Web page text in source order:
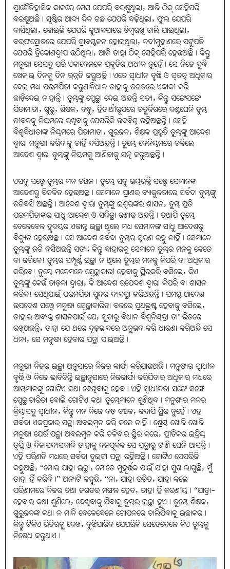
ପ୍ରାଗୈତିହାସିକ କାଳରେ ମେଘ ଯେପରି ବରଷୁଥିଲା, ଆଜି ଠିକ୍ ସେହିପରି
ବରଷୁଅଛି। ସୃଷ୍ଟିର ଆଦ୍ୟ ଦିନ ଗଛ ଯେପରି ବଢ଼ିଥିଲା, ଫୁଲ ଯେପରି
ବାସିଥିଲା, କୋଇଲି ଯେପରି କୁଆବସାରେ ଡିମ୍ବରଖି ଚାଲି ଯାଇଥିଲା,
ବରଫସ୍ରୋତରେ ଯେପରି ଗ୍ରାବସ୍ଖଳନ ହୋଇଥିଲା, ନଦୀମୁହାଣରେ ପଟୁପଡ଼ି
ଯେପରି ତ୍ରିକୋଣଦ୍ୱୀପ ଉଠିଥିଲା, ଆଜି ତାହା ଠିକ୍ ସେହିପରି ହେଉଅଛି। କିନ୍ତୁ
ମନୁଷ୍ୟ ସେସବୁ ପରି ଏକାବେଳକେ ପ୍ରକୃତିର ଅଧୀନ ନୁହେଁ। ସେ ନିଜେ ବୁଦ୍ଧି
ଖେଳାଇ ଦିନକୁ ଦିନ ଉନ୍ନତି କରୁଅଛି। ଏତେ ସ୍ୱାଧୀନ ବୃତ୍ତି ଓ ସ୍ୱତନ୍ତ୍ର ଅଧିକାର
ଦେଇ ମଧ୍ୟ ପରମପିତା କରୁଣାନିଧାନ ତାହାକୁ ଜଗତରେ ଏକାକୀ କରି
ଛାଡ଼ିଦେଇ ନାହାନ୍ତି। ତୁମ୍ଭଙ୍କୁ ସ୍ୱେଚ୍ଛା ଦେଇ ଅଛନ୍ତି ସତ୍ୟ, କିନ୍ତୁ ସଙ୍ଗେସଙ୍ଗେ
ପିତାମାତା, ଗୁରୁ, ଶିକ୍ଷକ, ବନ୍ଧୁ, ହିତାର୍ଥୀରୂପରେ ଚତୁର୍ଦ୍ଦିଗରେ ଦଣ୍ଡଘେନି ତୁମ୍ଭ
ଜୀବନକୁ ନିୟମରେ ରଖିବାକୁ ଯେପରିକି ଉଦବିଗ୍ନ ରହିଅଛନ୍ତି। ସେହି
ବିଶ୍ୱବିଧାତାଙ୍କ ନିୟମରେ ପିତାମାତା, ଗୁରଜନ, ଶିକ୍ଷକ ପ୍ରଭୃତି ତୁମ୍ଭଙ୍କୁ ଆଦେଶ
ଦ୍ୱାରା ମନୁଷ୍ୟ କରିବାକୁ ଚାହିଁ ବସିଅଛନ୍ତି। ତୁମ୍ଭେ ବେନିୟମରେ ଚଳିଲେ
ଆଦେଶ ଦ୍ୱାରା ତୁମ୍ଭଙ୍କୁ ନିୟମକୁ ଆଣିବାକୁ ଯତ୍ନ କରୁଅଛନ୍ତି।
ଏସବୁ ସତ୍ତ୍ୱେ ତୁମ୍ଭର ମନ ଚଞ୍ଚଳ। ତୁମ୍ଭେ ସବୁ ଭୟଭକ୍ତି ସତ୍ତ୍ୱେ ସେମାନଙ୍କ
ଆଦେଶରୁ ବିଚଳିତ ହେଉଅଛ। ସେମାନେ ପ୍ରାଣର ବ୍ୟାକୁଳତାରେ ସର୍ବଦା ତୁମ୍ଭଙ୍କୁ
ଜଗିବସି ଅଛନ୍ତି। ଆଦେଶ ଦ୍ୱାରା ତୁମ୍ଭଙ୍କୁ ଈଶ୍ୱରଙ୍କର ଶାସନ, ତୁମ୍ଭ ପ୍ରତି
ପରମପିତାଙ୍କର ସାଧୁ ଆଦେଶ ଓ ସଦିଚ୍ଛା ଜଣାଉ ଅଛନ୍ତି। ତଥାପି ତୁମ୍ଭେ
ବେଳେବେଳ ହୃଦୟର ଏକାନ୍ତ ଇଚ୍ଛା ଥିଲେ ମଧ୍ୟ ସେମାନଙ୍କ ସାଧୁ ଆଦେଶରୁ
ବିଚ୍ୟୁତ ହେଉଅଛ। ସେ ଆଦେଶ ସର୍ବଦା ତୁମ୍ଭର ସ୍ମରଣ ରହୁ ନାହିଁ। ସେମାନେ
ତୁମ୍ଭଙ୍କୁ ଜଗି ବସିଅଛନ୍ତି ସତ୍ୟ; କିନ୍ତୁ ବାହାରକୁ ସେମାନେ ତୁମ୍ଭର ମନକୁ କେତେ
ବା ଜଗିବେ! ତୁମ୍ଭର ସମ୍ପୂର୍ଣ୍ଣ ଇଚ୍ଛା ନ ଥିଲେ ତୁମ୍ଭର ମନକୁ କିପରି ବା ଅଧିକାର
କରିବେ! ତୁମ୍ଭେ ମନେମନେ ସ୍ୱେଚ୍ଛାଚାରୀ ହେବାକୁ ସ୍ଥିରକରି ବସିଲେ, କିଏ
ତୁମ୍ଭଙ୍କୁ କେଉଁ ତାଡ଼ନା ଦ୍ୱାରା, କି ଆଦେଶ ଉପେଦଶ ଦ୍ୱାରା କିପରି ବା ଶାସନ
କରିବ! ସେଥିପାଇଁ ପରମପିତା ସୁନ୍ଦର ବ୍ୟବସ୍ଥା କରିଅଛନ୍ତି। ସମସ୍ତ ଆଦେଶ
ଉପଦେଶ ସତ୍ତ୍ୱେ ମନୁଷ୍ୟ ସ୍ୱେଚ୍ଛାଚାରିତା ବଳରେ ପ୍ରଥଭ୍ରଷ୍ଟ ହେବାକୁ ବସିଲେ,
ତାହାର ଅବ୍ୟକ୍ତ ଶାସନପାଇଁ ଯେ, ସୁଚାରୁ ବିଧାନ ବିଶ୍ୱନିୟନ୍ତା ତା’ ଭିତରେ
ରଖିଅଛନ୍ତି, ତାହା ଯେ ଥରେ ଦୃଢ଼ଭାବରେ ଅନୁଭବ କରି ଧାରଣା କରିଅଛି ସେ
ଧନ୍ୟ, ସେ ମନୁଷ୍ୟ ହେବାର ପନ୍ଥା ପାଇଅଛି।
ମନୁଷ୍ୟ ନିଜର ଇଚ୍ଛା ଅନୁସାରେ ନିଜର କାର୍ଯ୍ୟ କରିଯାଉଅଛି। ମନୁଷ୍ୟର ସ୍ୱାଧୀନ
ବୃତ୍ତି ଓ ନିଜେ ଭାବିଚିନ୍ତି ଇଚ୍ଛାନୁସାରେ ନିଜକାର୍ଯ୍ୟ କରିଯିବାର ଅଧିକାର ମଧ୍ୟରେ
ଆମ୍ଭମାନଙ୍କୁ ଗୋଟିଏ କଥା ଦେଖିବାକୁ ହେବ। ଏହି ସ୍ୱାଧୀନତା ସଙ୍ଗେ ସଙ୍ଗେ
ସ୍ୱେଚ୍ଛାଚାରିତା ବୋଲି ଗୋଟିଏ କଥା ତୁମ୍ଭେମାନେ ଶୁଣିଥିବ। ମନୁଶ୍ୟର ମନର
କ୍ରିୟାସବୁ ସ୍ୱାଧୀନ, କିନ୍ତୁ ମନ ନିଜେ ବଡ଼ ଚଞ୍ଚଳ, କଦାପି ସ୍ଥିର ନୁହେଁ। ଏହା
ସର୍ବଦା ଏକପ୍ରକାର ପନ୍ଥା ଅବଲମ୍ବନ କରି ଚଳେ ନାହିଁ। ଶ୍ରେୟ ଖୋଜି ଖୋଜି
ମନୁଷ୍ୟ ଯେଉଁ ପନ୍ଥା ଅବଲମ୍ବନ କରି ଚଳିବାର ସ୍ଥିର କରେ, ପ୍ରୀତିକର ଇନ୍ଦ୍ରିୟ
ତୃପ୍ତି ଓ ବିଳାସବ୍ୟସନାଦି ତାହାକୁ ବଳପୂର୍ବକ ସେ ପନ୍ଥାରୁ ଟାଣି ଘେନି ଆସନ୍ତି।
ଏହି ପରିଣତି ମଧ୍ୟରେ ସର୍ବଦା ଦୁଇଟା ପନ୍ଥା ରହିଅଛି। ଗୋଟିଏ ଯେପରିକି
କହୁଅଛି, “ମୋର ଯାହା ଇଚ୍ଛା, ମୋତେ ମୁହୂର୍ତ୍ତକ ପାଇଁ ଯାହା ସୁଖ ଲାଗୁଛି, ମୁଁ
ତାହା ହିଁ କରିବି।” ଅନ୍ୟଟି କହୁଛି, “ନା, ଯାହା ଉଚିତ, ଯାହା କଲେ
ପରିଣାମରେ ନିଜର ତଥା ଜଗତର ମଙ୍ଗଳ ହେବ, ତାହା ହିଁ କରଣୀୟ। “ଯାତ୍ରା-
ହେବାର କଥା ଶୁଣିଲେ, ଦେଖିବାକୁ ଯିବାକୁ ତୁମ୍ଭର ଇଚ୍ଛା ହୁଏ। ତୁମ୍ଭେ ଶିକ୍ଷକ,
ଗୁରୁଜନଙ୍କ କଥା ନ ମାନି ବେଳେବେଳେ ଗୋପନରେ ଚାଲିଯିବାକୁ ଇଛାକର।
କିନ୍ତୁ ଟିକିଏ ଭିତିରକୁ ଦେଖ, ବୁଝିପାରିବ ଯେପରିକି ସେତେବେଳେ କିଏ ତୁମ୍ଭକୁ
ନିଷେଧ କରୁଥାଏ।